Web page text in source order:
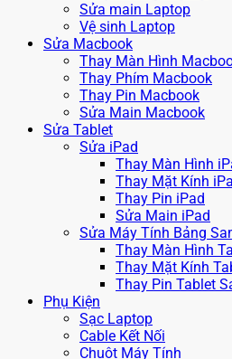
Sửa main Laptop
Vệ sinh Laptop
Sửa Macbook
Thay Màn Hình
Thay Phím Macbook
Thay Pin Macbook
Sửa Main Macbook
Sửa Tablet
Sửa iPad
Thay Màn Hình
Thay Mặt Kính
Thay Pin iPad
Sửa Main iPad
Sửa Máy Tính Bảng
Thay Màn Hình
Thay Mặt Kính
Thay Pin Tablet
Phụ Kiện
Sạc Laptop
Cable Kết Nối
Chuột Máy Tính